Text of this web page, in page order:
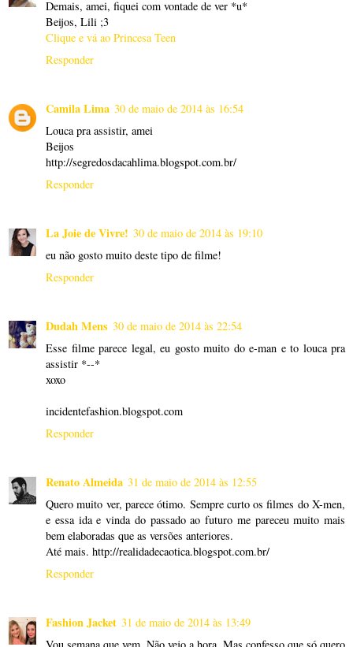
Demais, amei, fiquei com vontade de ver *u*
Beijos, Lili ;3
Clique e vá ao Princesa Teen
Responder
Camila Lima 30 de maio de 2014 às 16:54
Louca pra assistir, amei
Beijos
http://segredosdacahlima.blogspot.com.br/
Responder
La Joie de Vivre! 30 de maio de 2014 às 19:10
eu não gosto muito deste tipo de filme!
Responder
Dudah Mens 30 de maio de 2014 às 22:54
Esse filme parece legal, eu gosto muito do e-man e to louca pra
assistir *--*
xoxo
incidentefashion.blogspot.com
Responder
Renato Almeida 31 de maio de 2014 às 12:55
Quero muito ver, parece ótimo. Sempre curto os filmes do X-men,
e essa ida e vinda do passado ao futuro me pareceu muito mais
bem elaboradas que as versões anteriores.
Até mais. http://realidadecaotica.blogspot.com.br/
Responder
Fashion Jacket 31 de maio de 2014 às 13:49
Vou semana que vem. Não vejo a hora. Mas confesso que só quero